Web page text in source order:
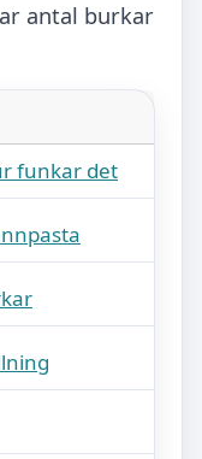
antal burkar
funkar det